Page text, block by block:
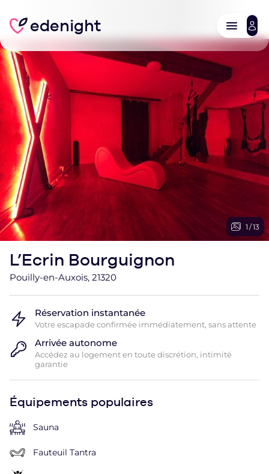
edenight
1 /13
L’Ecrin Bourguignon
Pouilly-en-Auxois, 21320
Réservation instantanée
Votre escapade confirmée immédiatement, sans attente
Arrivée autonome
Accédez au logement en toute discrétion, intimité
garantie
Équipements populaires
Sauna
Fauteuil Tantra